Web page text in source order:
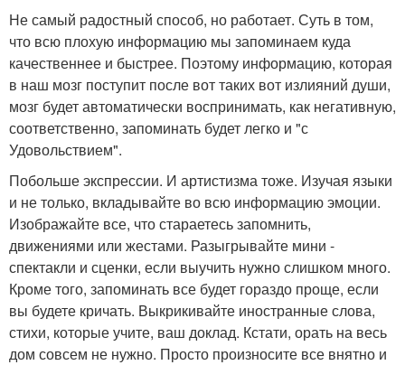
Не самый радостный способ, но работает. Суть в том,
что всю плохую информацию мы запоминаем куда
качественнее и быстрее. Поэтому информацию, которая
в наш мозг поступит после вот таких вот излияний души,
мозг будет автоматически воспринимать, как негативную,
соответственно, запоминать будет легко и "с
Удовольствием".
Побольше экспрессии. И артистизма тоже. Изучая языки
и не только, вкладывайте во всю информацию эмоции.
Изображайте все, что стараетесь запомнить,
движениями или жестами. Разыгрывайте мини -
спектакли и сценки, если выучить нужно слишком много.
Кроме того, запоминать все будет гораздо проще, если
вы будете кричать. Выкрикивайте иностранные слова,
стихи, которые учите, ваш доклад. Кстати, орать на весь
дом совсем не нужно. Просто произносите все внятно и